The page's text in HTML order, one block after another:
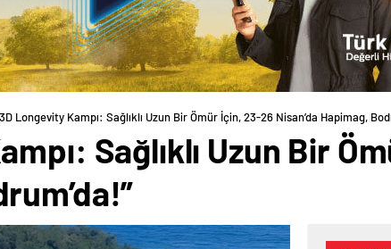
Longevity Kampı: Sağlıklı Uzun Bir Ömür İçin, 23-26 Nisan’da Hapimag,
Sağlıklı Uzun Bir